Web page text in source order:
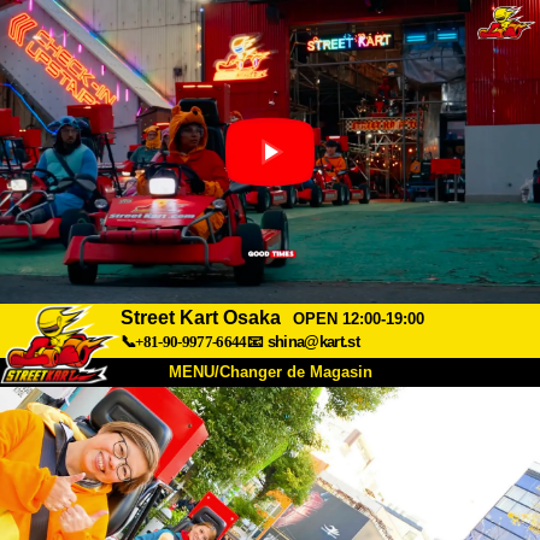
Street Kart Osaka
OPEN 12:00-19:00
📞+81-90-9977-6644📧 shina@kart.st
MENU/Changer de Magasin
ACCUEIL
À Propos Caractéristiques
Accès Avis